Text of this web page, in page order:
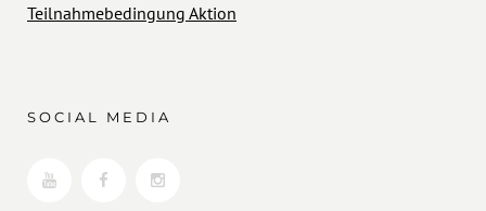
Teilnahmebedingung Aktion
SOCIAL MEDIA